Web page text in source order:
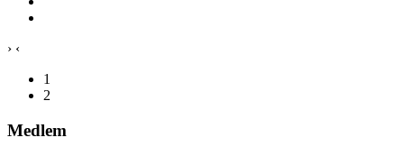
› ‹
1
2
Medlem